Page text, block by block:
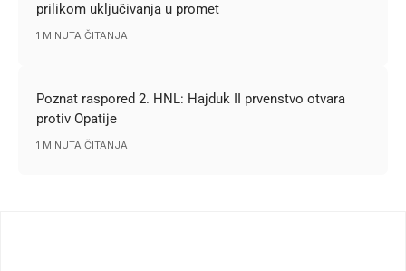
prilikom uključivanja u promet
1 MINUTA ČITANJA
Poznat raspored 2. HNL: Hajduk II prvenstvo otvara
protiv Opatije
1 MINUTA ČITANJA